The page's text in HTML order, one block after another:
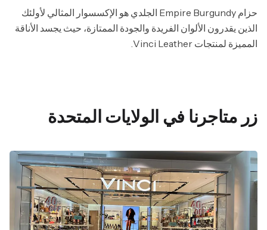
حزام Empire Burgundy الجلدي هو الإكسسوار المثالي لأولئك
الذين يقدرون الألوان الفريدة والجودة الممتازة، حيث يجسد الأناقة
المميزة لمنتجات Vinci Leather.
زر متاجرنا في الولايات المتحدة